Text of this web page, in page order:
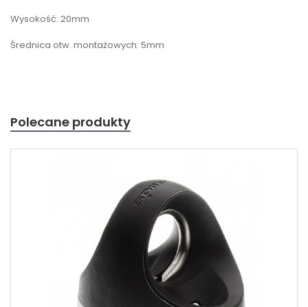
Wysokość: 20mm
Średnica otw. montażowych: 5mm
Polecane produkty